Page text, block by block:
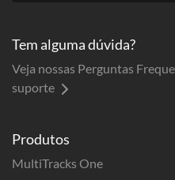
Produtos
MultiTracks One
Tem alguma dúvida?
Veja nossas Perguntas
suporte